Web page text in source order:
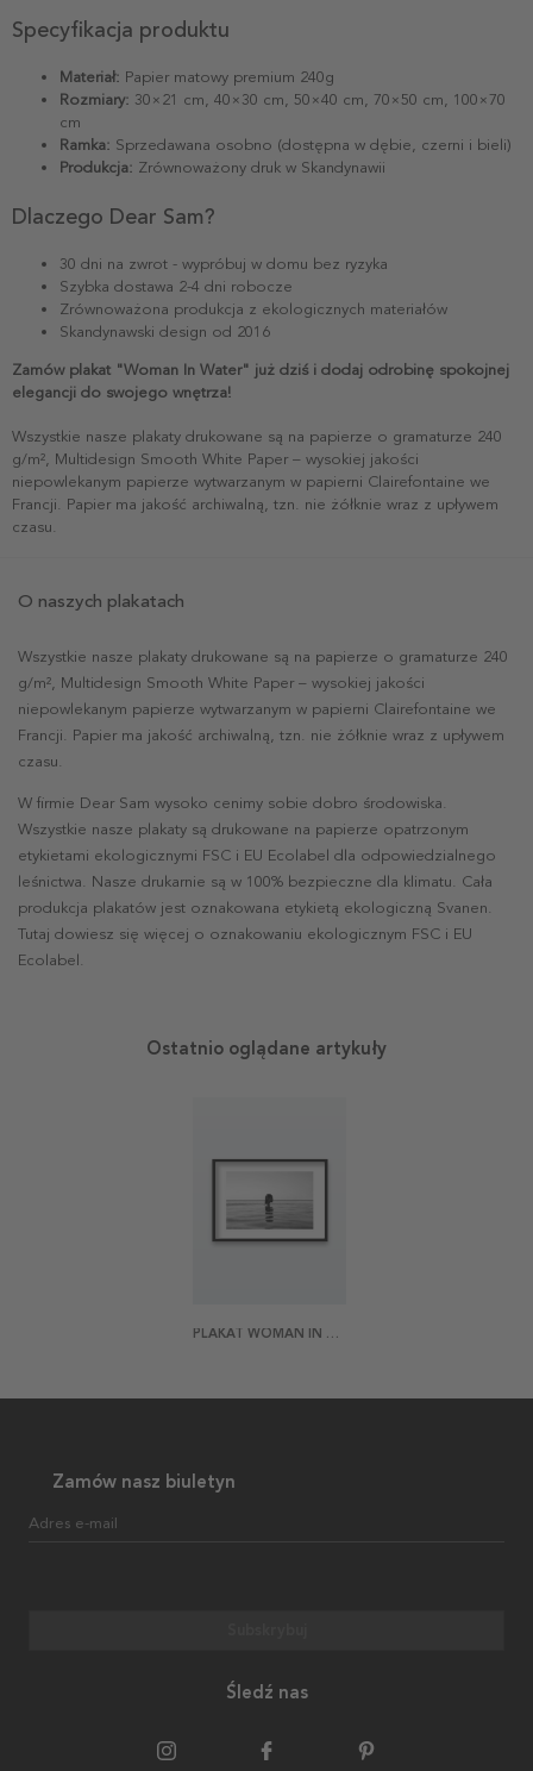
Specyfikacja produktu
Materiał: Papier matowy premium 240g
Rozmiary: 30×21 cm, 40×30 cm, 50×40 cm, 70×50 cm, 100×70
cm
Ramka: Sprzedawana osobno (dostępna w dębie, czerni i bieli)
Produkcja: Zrównoważony druk w Skandynawii
Dlaczego Dear Sam?
30 dni na zwrot - wypróbuj w domu bez ryzyka
Szybka dostawa 2-4 dni robocze
Zrównoważona produkcja z ekologicznych materiałów
Skandynawski design od 2016
Zamów plakat "Woman In Water" już dziś i dodaj odrobinę spokojnej
elegancji do swojego wnętrza!
Wszystkie nasze plakaty drukowane są na papierze o gramaturze 240
g/m², Multidesign Smooth White Paper – wysokiej jakości
niepowlekanym papierze wytwarzanym w papierni Clairefontaine we
Francji. Papier ma jakość archiwalną, tzn. nie żółknie wraz z upływem
czasu.
O naszych plakatach
Wszystkie nasze plakaty drukowane są na papierze o gramaturze 240
g/m², Multidesign Smooth White Paper – wysokiej jakości
niepowlekanym papierze wytwarzanym w papierni Clairefontaine we
Francji. Papier ma jakość archiwalną, tzn. nie żółknie wraz z upływem
czasu.
W firmie Dear Sam wysoko cenimy sobie dobro środowiska.
Wszystkie nasze plakaty są drukowane na papierze opatrzonym
etykietami ekologicznymi FSC i EU Ecolabel dla odpowiedzialnego
leśnictwa. Nasze drukarnie są w 100% bezpieczne dla klimatu. Cała
produkcja plakatów jest oznakowana etykietą ekologiczną Svanen.
Tutaj dowiesz się więcej o oznakowaniu ekologicznym FSC i EU
Ecolabel.
Ostatnio oglądane artykuły
PLAKAT WOMAN IN WATER
Zamów nasz biuletyn
Adres e-mail
Śledź nas